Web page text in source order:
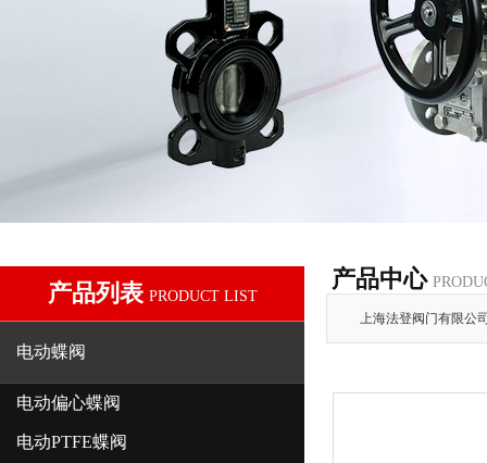
产品列表 PRODUCT LIST
电动蝶阀
电动偏心蝶阀
电动PTFE蝶阀
产品中心
上海法登阀门有限公